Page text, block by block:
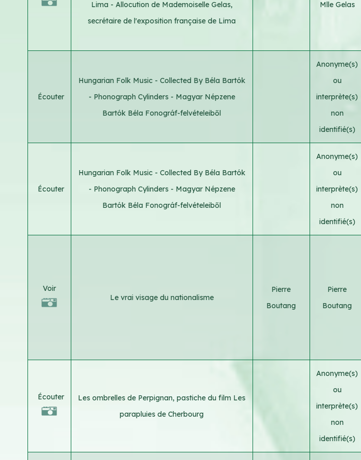
Lima - Allocution de Mademoiselle Gelas,
secrétaire de l'exposition française de Lima
Mlle Gelas
Écouter
Hungarian Folk Music - Collected By Béla Bartók
- Phonograph Cylinders - Magyar Népzene
Bartók Béla Fonográf-felvételeiből
Anonyme(s)
ou
interprète(s)
non
identifié(s)
Écouter
Hungarian Folk Music - Collected By Béla Bartók
- Phonograph Cylinders - Magyar Népzene
Bartók Béla Fonográf-felvételeiből
Anonyme(s)
ou
interprète(s)
non
identifié(s)
Voir
Le vrai visage du nationalisme
Pierre
Boutang
Pierre
Boutang
Écouter
Les ombrelles de Perpignan, pastiche du film Les
parapluies de Cherbourg
Anonyme(s)
ou
interprète(s)
non
identifié(s)